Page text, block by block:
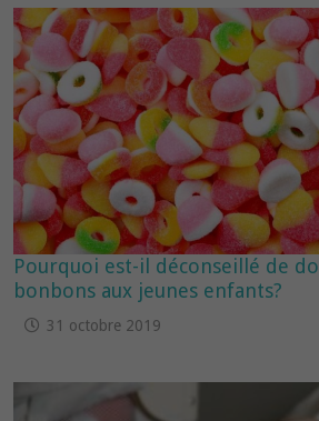
Pourquoi est-il déconseillé de
bonbons aux jeunes enfants?
31 octobre 2019